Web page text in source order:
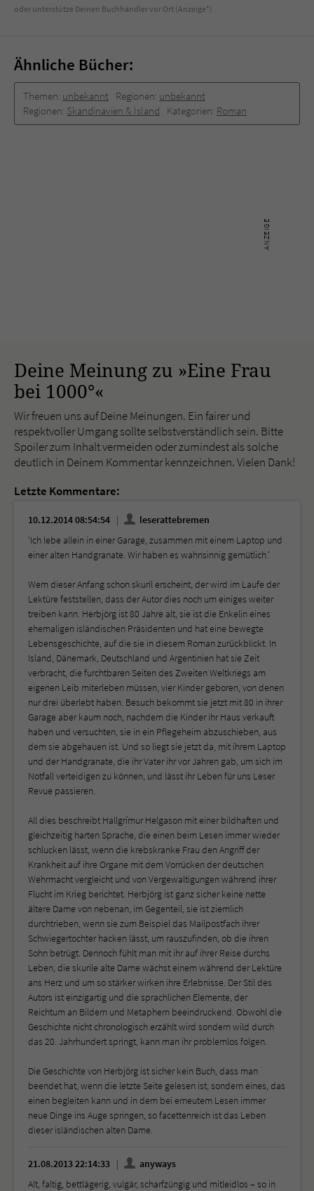
oder unterstütze Deinen Buchhändler vor Ort (Anzeige*)
Ähnliche Bücher:
Themen: unbekannt Regionen: unbekannt
Regionen: Skandinavien & Island Kategorien: Roman
Deine Meinung zu »Eine Frau
bei 1000°«
Wir freuen uns auf Deine Meinungen. Ein fairer und
respektvoller Umgang sollte selbstverständlich sein. Bitte
Spoiler zum Inhalt vermeiden oder zumindest als solche
deutlich in Deinem Kommentar kennzeichnen. Vielen Dank!
Letzte Kommentare:
10.12.2014 08:54:54
leserattebremen
'Ich lebe allein in einer Garage, zusammen mit einem Laptop und
einer alten Handgranate. Wir haben es wahnsinnig gemütlich.'
Wem dieser Anfang schon skuril erscheint, der wird im Laufe der
Lektüre feststellen, dass der Autor dies noch um einiges weiter
treiben kann. Herbjörg ist 80 Jahre alt, sie ist die Enkelin eines
ehemaligen isländischen Präsidenten und hat eine bewegte
Lebensgeschichte, auf die sie in diesem Roman zurückblickt. In
Island, Dänemark, Deutschland und Argentinien hat sie Zeit
verbracht, die furchtbaren Seiten des Zweiten Weltkriegs am
eigenen Leib miterleben müssen, vier Kinder geboren, von denen
nur drei überlebt haben. Besuch bekommt sie jetzt mit 80 in ihrer
Garage aber kaum noch, nachdem die Kinder ihr Haus verkauft
haben und versuchten, sie in ein Pflegeheim abzuschieben, aus
dem sie abgehauen ist. Und so liegt sie jetzt da, mit ihrem Laptop
und der Handgranate, die ihr Vater ihr vor Jahren gab, um sich im
Notfall verteidigen zu können, und lässt ihr Leben für uns Leser
Revue passieren.
All dies beschreibt Hallgrímur Helgason mit einer bildhaften und
gleichzeitig harten Sprache, die einen beim Lesen immer wieder
schlucken lässt, wenn die krebskranke Frau den Angriff der
Krankheit auf ihre Organe mit dem Vorrücken der deutschen
Wehrmacht vergleicht und von Vergewaltigungen während ihrer
Flucht im Krieg berichtet. Herbjörg ist ganz sicher keine nette
ältere Dame von nebenan, im Gegenteil, sie ist ziemlich
durchtrieben, wenn sie zum Beispiel das Mailpostfach ihrer
Schwiegertochter hacken lässt, um rauszufinden, ob die ihren
Sohn betrügt. Dennoch fühlt man mit ihr auf ihrer Reise durchs
Leben, die skurile alte Dame wächst einem während der Lektüre
ans Herz und um so stärker wirken ihre Erlebnisse. Der Stil des
Autors ist einzigartig und die sprachlichen Elemente, der
Reichtum an Bildern und Metaphern beeindruckend. Obwohl die
Geschichte nicht chronologisch erzählt wird sondern wild durch
das 20. Jahrhundert springt, kann man ihr problemlos folgen.
Die Geschichte von Herbjörg ist sicher kein Buch, dass man
beendet hat, wenn die letzte Seite gelesen ist, sondern eines, das
einen begleiten kann und in dem bei erneutem Lesen immer
neue Dinge ins Auge springen, so facettenreich ist das Leben
dieser isländischen alten Dame.
21.08.2013 22:14:33
anyways
Alt, faltig, bettlägerig, vulgär, scharfzüngig und mitleidlos – so in